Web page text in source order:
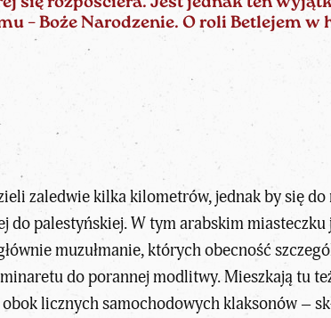
– Boże Narodzenie. O roli Betlejem w
zaledwie kilka kilometrów, jednak by się
do palestyńskiej. W tym arabskim
muzułmanie, których obecność
do porannej modlitwy. Mieszkają tu
licznych samochodowych klaksonów –